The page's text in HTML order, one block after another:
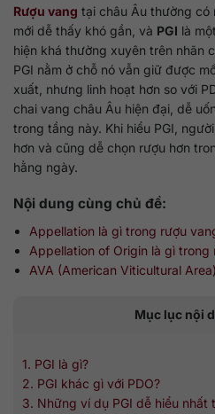
Rượu vang tại châu Âu thường có
mới dễ thấy khó gần, và PGI là
hiện khá thường xuyên trên nhãn
PGI nằm ở chỗ nó vẫn giữ được
xuất, nhưng linh hoạt hơn so với
chai vang châu Âu hiện đại, dễ
trong tầng này. Khi hiểu PGI,
hơn và cũng dễ chọn rượu hơn
hằng ngày.
Nội dung cùng chủ đề:
Appellation là gì trong rượu
Appellation of Origin là gì trong
AVA (American Viticultural
Mục lục nội
1. PGI là gì?
2. PGI khác gì với PDO?
3. Những ví dụ PGI dễ hiểu nhất